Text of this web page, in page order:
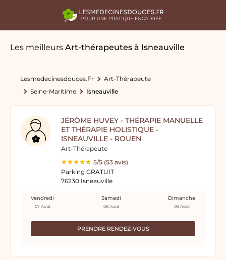
Les meilleurs Art-thérapeutes à Isneauville
Lesmedecinesdouces.fr
Art-Thérapeute
Seine-Maritime
Isneauville
JÉRÔME HUVEY - THÉRAPIE MANUELLE
ET THÉRAPIE HOLISTIQUE -
ISNEAUVILLE - ROUEN
Art-Thérapeute
5/5 (53 avis)
Parking GRATUIT
76230 Isneauville
PRENDRE RENDEZ-VOUS
Vendredi
07 Août
Samedi
08 Août
Dimanche
09 Août